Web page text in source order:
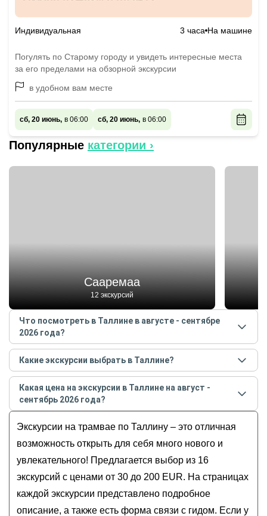
Индивидуальная 3 часа На машине
Погулять по Старому городу и увидеть интересные места
за его пределами на обзорной экскурсии
в удобном вам месте
сб, 20 июнь, в 06:00 сб, 20 июнь, в 06:00
Популярные категории ›
Сааремаа
12 экскурсий
Что посмотреть в Таллине в августе - сентябре
2026 года?
Самые популярные местав Таллинев августе -
сентябре 2026года:
Сааремаа
Пюхтицкий монастырь
Замок Раквере
Кадриорг
Морской музей
Какие экскурсии выбрать в Таллине?
Самые популярные экскурсиив Таллинев августе
- сентябре 2026года:
Таллин — первое свидание
Экскурсия по средневековому Таллину
Свидание с Таллином каждый день
С улыбкой по Старому Таллину!
«Орел и Решка» в Таллине
Какая цена на экскурсии в Таллине на август -
сентябрь 2026 года?
сентябрь 2026года от 30 до 200 EUR
Экскурсии на трамвае по Таллину – это отличная
возможность открыть для себя много нового и
увлекательного! Предлагается выбор из 16
экскурсий с ценами от 30 до 200 EUR. На страницах
каждой экскурсии представлено подробное
описание, а также есть форма связи с гидом. Если у